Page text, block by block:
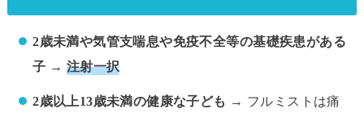
2歳未満や気管支喘息や免疫不全等の基礎疾患がある
子 → 注射一択
2歳以上13歳未満の健康な子ども → フルミストは痛